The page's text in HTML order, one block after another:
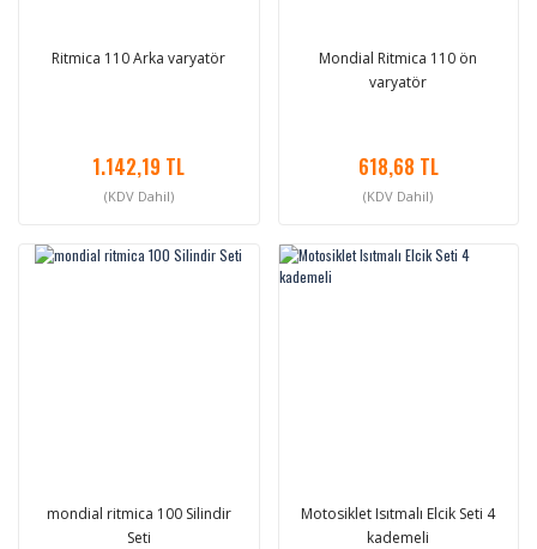
Ritmica 110 Arka varyatör
1.142,19 TL
(KDV Dahil)
Mondial Ritmica 110 ön
varyatör
618,68 TL
(KDV Dahil)
mondial ritmica 100 Silindir
Seti
Motosiklet Isıtmalı Elcik Seti 4
kademeli